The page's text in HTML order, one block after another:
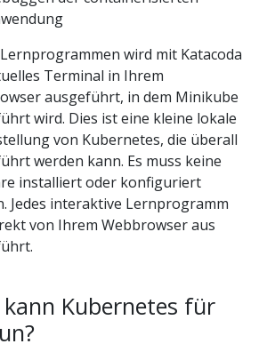
wird mit Katacoda
Terminal in Ihrem
ausgeführt, in dem Minikube
wird. Dies ist eine kleine lokale
von Kubernetes, die überall
werden kann. Es muss keine
installiert oder konfiguriert
Jedes interaktive Lernprogramm
von Ihrem Webbrowser aus
kann Kubernetes für